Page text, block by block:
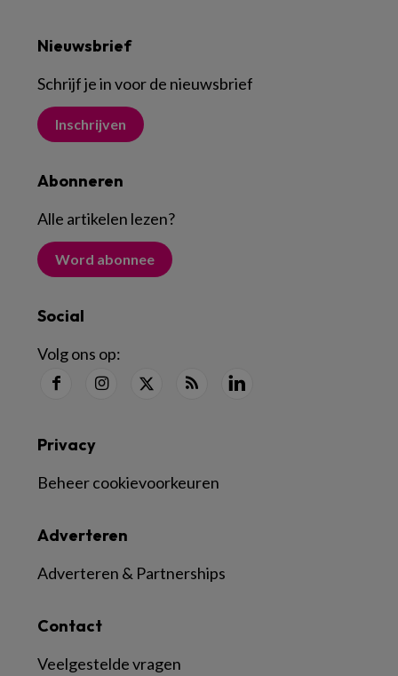
Nieuwsbrief
Schrijf je in voor de nieuwsbrief
Inschrijven
Abonneren
Alle artikelen lezen?
Word abonnee
Social
Volg ons op:
Contact
Veelgestelde vragen
Adverteren
Adverteren & Partnerships
Privacy
Beheer cookievoorkeuren